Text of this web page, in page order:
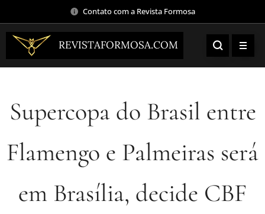
Contato com a Revista Formosa
REVISTAFORMOSA.COM
Supercopa do Brasil entre
Flamengo e Palmeiras será
em Brasília, decide CBF